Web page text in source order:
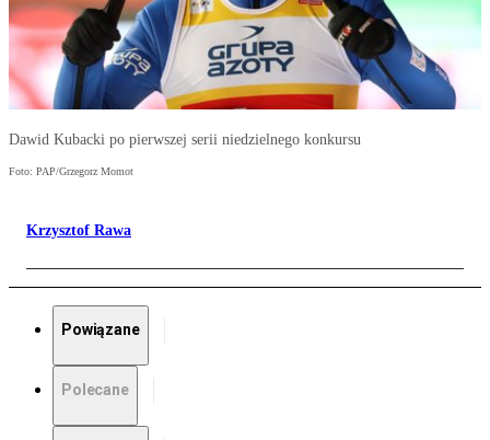
Dawid Kubacki po pierwszej serii niedzielnego konkursu
Foto: PAP/Grzegorz Momot
Krzysztof Rawa
Powiązane
Polecane